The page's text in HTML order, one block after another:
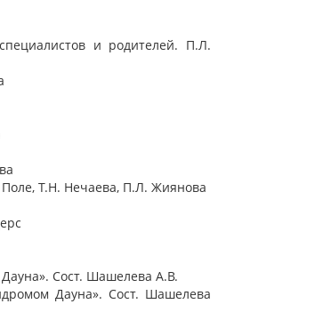
а
л
и родителей. П.Л.
Т.Н. Нечаева, П.Л. Жиянова
Сост. Шашелева А.В.
Дауна». Сост. Шашелева